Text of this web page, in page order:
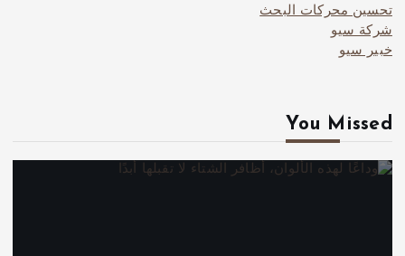
تحسين محركات البحث
شركة سيو
خبير سيو
You Missed